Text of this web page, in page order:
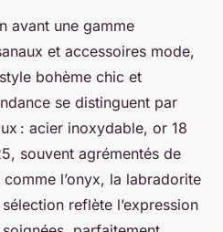
avant une gamme
et accessoires mode,
bohème chic et
se distinguent par
: acier inoxydable, or 18
souvent agrémentés de
l’onyx, la labradorite
reflète l’expression